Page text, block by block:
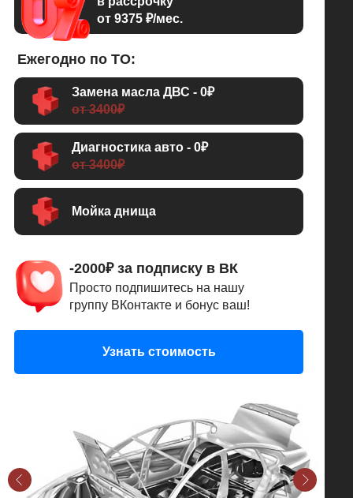
-2000₽ за подписку в ВК
Просто подпишитесь на нашу
группу ВКонтакте и бонус ваш!
Ежегодно по ТО:
Узнать стоимость
Мойка днища
Диагностика авто - 0₽
от 3400₽
от 9375 ₽/мес.
Замена масла ДВС - 0₽
от 3400₽